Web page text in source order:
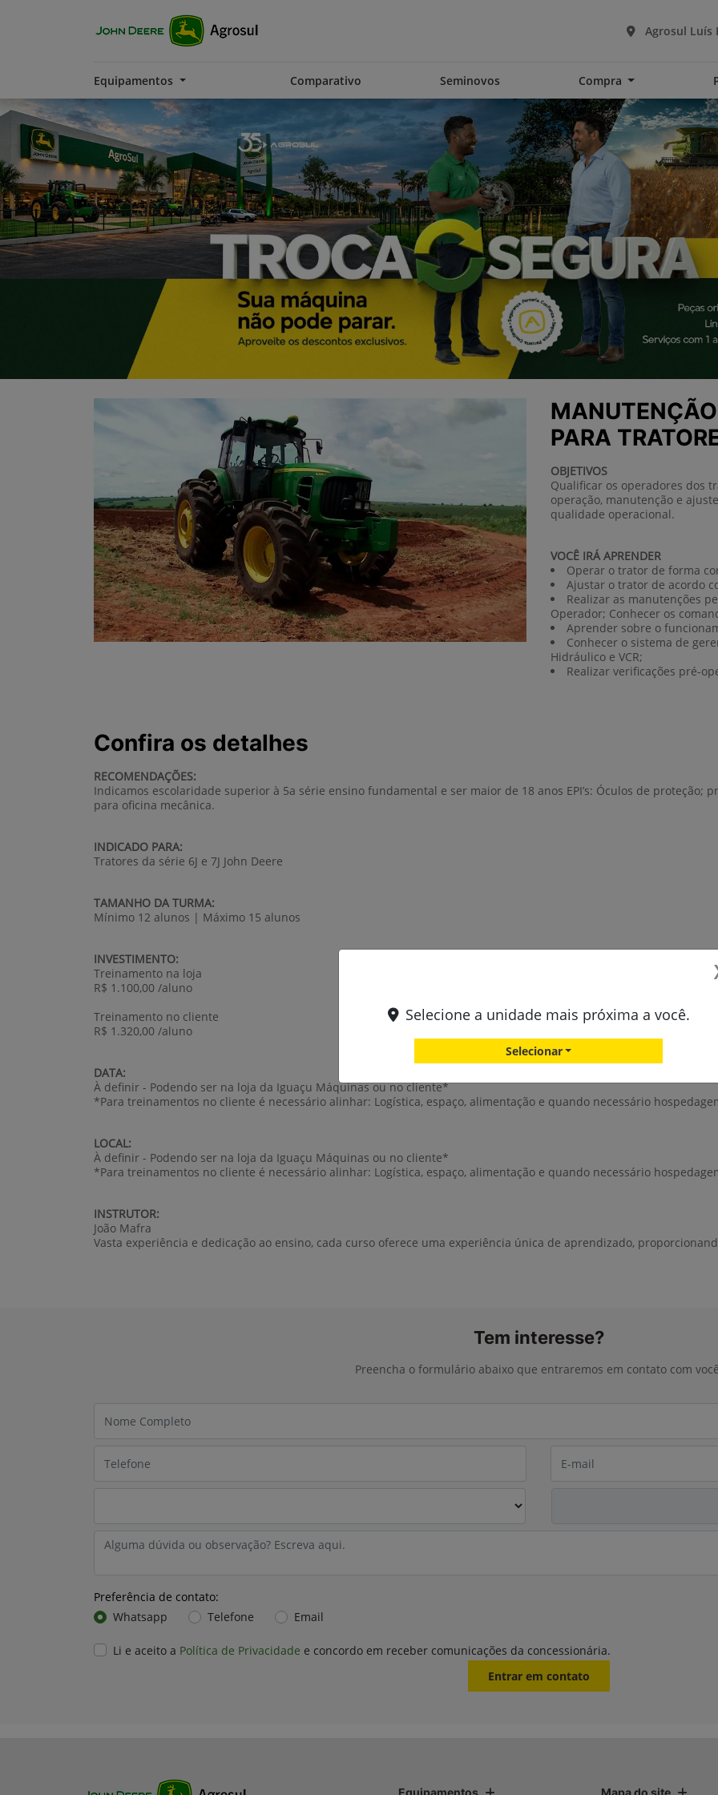
Agrosul Luís
Equipamentos Comparativo Seminovos Compra
PARA
OBJETIVOS
Qualificar os operadores dos
operação, manutenção e
qualidade operacional.
VOCÊ IRÁ APRENDER
Operar o trator de forma
Ajustar o trator de acordo
Realizar as manutenções
Operador; Conhecer os
Aprender sobre o
Conhecer o sistema de
Hidráulico e VCR;
Realizar verificações pré-
Confira os detalhes
RECOMENDAÇÕES:
Indicamos escolaridade superior à 5a série ensino fundamental e ser maior de 18 anos EPI’s: Óculos de proteção;
para oficina mecânica.
INDICADO PARA:
Tratores da série 6J e 7J John Deere
TAMANHO DA TURMA:
Mínimo 12 alunos | Máximo 15 alunos
INVESTIMENTO:
Treinamento na loja
R$ 1.100,00 /aluno
Treinamento no cliente
R$ 1.320,00 /aluno
DATA:
À definir - Podendo ser na loja da Iguaçu Máquinas ou no cliente*
*Para treinamentos no cliente é necessário alinhar: Logística, espaço, alimentação e quando necessário
LOCAL:
À definir - Podendo ser na loja da Iguaçu Máquinas ou no cliente*
*Para treinamentos no cliente é necessário alinhar: Logística, espaço, alimentação e quando necessário
INSTRUTOR:
João Mafra
Vasta experiência e dedicação ao ensino, cada curso oferece uma experiência única de aprendizado,
Tem interesse?
Preencha o formulário abaixo que entraremos em contato com
Preferência de contato:
Whatsapp
Telefone Email
Li e aceito a Política de Privacidade e concordo em receber comunicações da concessionária.
Entrar em contato
Equipamentos Mapa do site
Selecione a unidade mais próxima a você.
Selecionar